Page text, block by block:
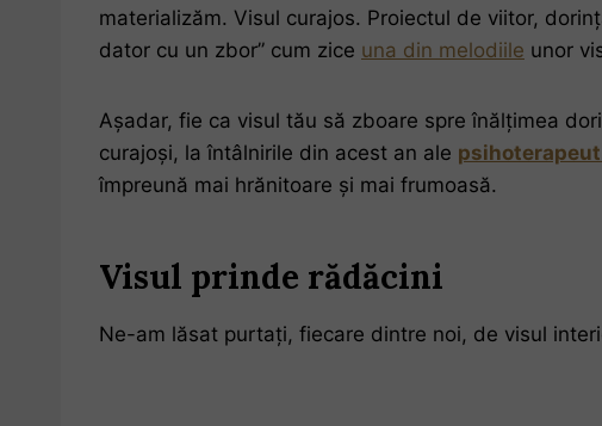
materializăm. Visul curajos. Proiectul de viitor,
dator cu un zbor” cum zice una din melodiile unor
Așadar, fie ca visul tău să zboare spre înălțimea
curajoși, la întâlnirile din acest an ale
împreună mai hrănitoare și mai frumoasă.
Visul prinde rădăcini
Ne-am lăsat purtați, fiecare dintre noi, de visul